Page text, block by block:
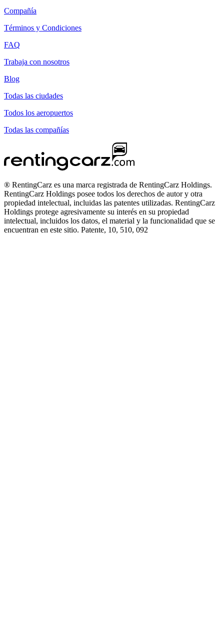
Compañía
Términos y Condiciones
FAQ
Trabaja con nosotros
Blog
Todas las ciudades
Todos los aeropuertos
Todas las compañías
® RentingCarz es una marca registrada de RentingCarz Holdings.
RentingCarz Holdings posee todos los derechos de autor y otra
propiedad intelectual, incluidas las patentes utilizadas. RentingCarz
Holdings protege agresivamente su interés en su propiedad
intelectual, incluidos los datos, el material y la funcionalidad que se
encuentran en este sitio. Patente, 10, 510, 092